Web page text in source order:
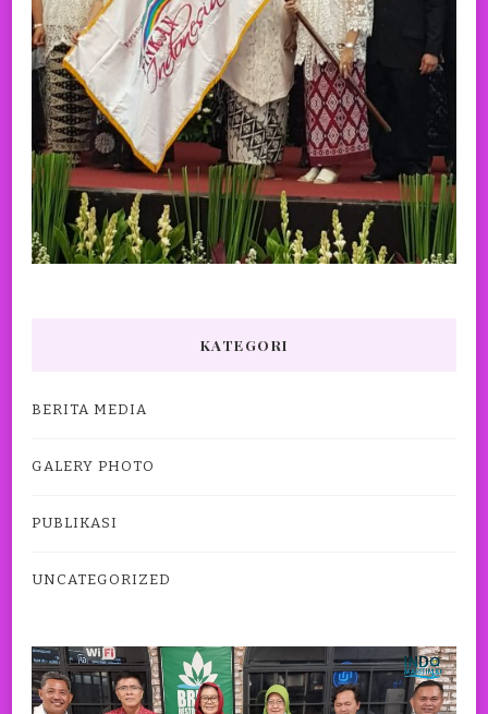
KATEGORI
BERITA MEDIA
GALERY PHOTO
PUBLIKASI
UNCATEGORIZED
Pemutar
Video